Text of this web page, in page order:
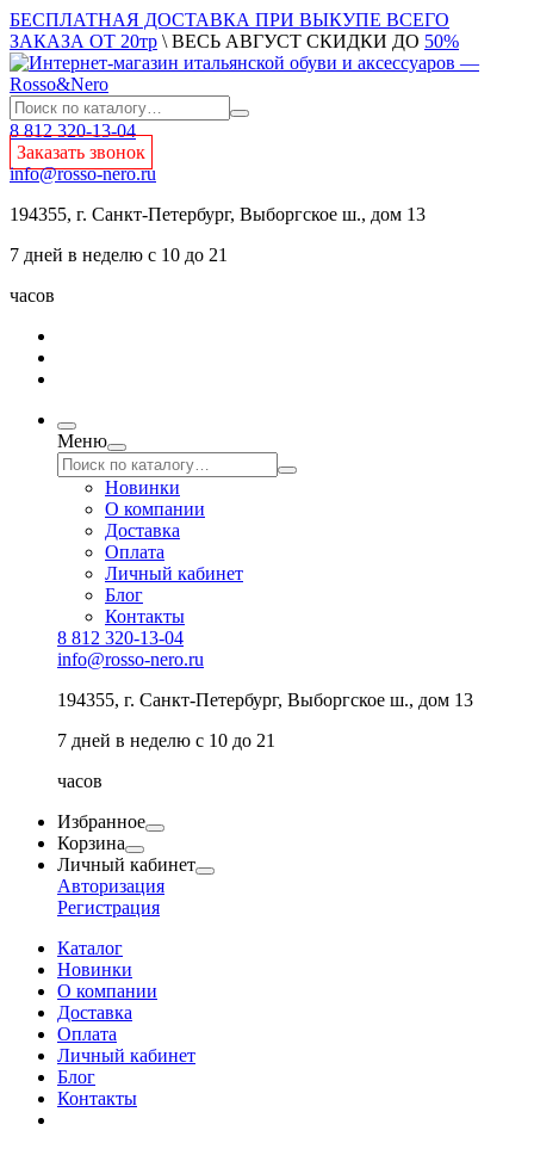
БЕСПЛАТНАЯ ДОСТАВКА ПРИ ВЫКУПЕ ВСЕГО
ЗАКАЗА ОТ 20тр \ ВЕСЬ АВГУСТ СКИДКИ ДО 50%
8 812 320-13-04
Заказать звонок
info@rosso-nero.ru
194355, г. Санкт-Петербург, Выборгское ш., дом 13
7 дней в неделю с 10 до 21
часов
Меню
Новинки
О компании
Доставка
Оплата
Личный кабинет
Блог
Контакты
8 812 320-13-04
info@rosso-nero.ru
194355, г. Санкт-Петербург, Выборгское ш., дом 13
7 дней в неделю с 10 до 21
часов
Избранное
Корзина
Личный кабинет
Авторизация
Регистрация
Каталог
Новинки
О компании
Доставка
Оплата
Личный кабинет
Блог
Контакты